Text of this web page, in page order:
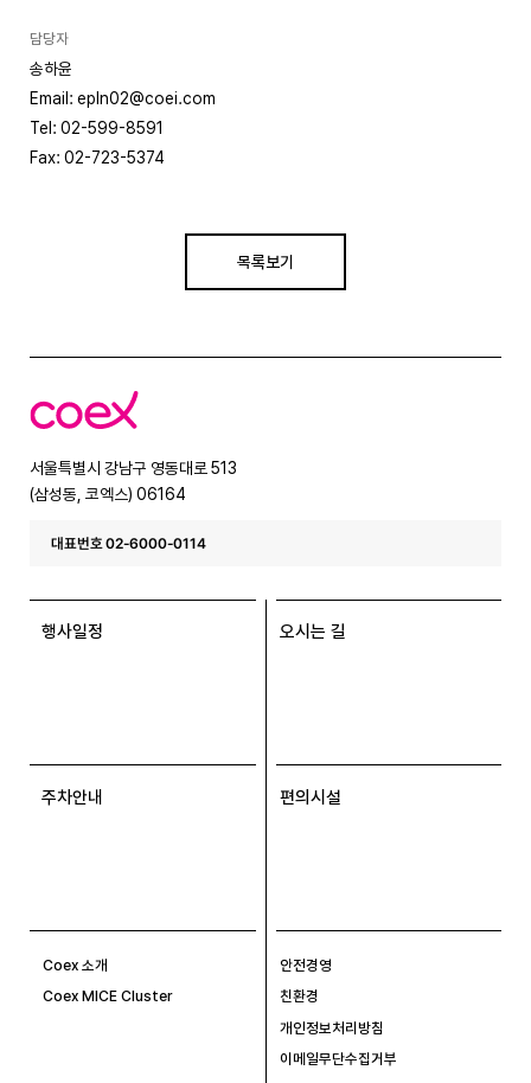
담당자
송하윤
Email: epln02@coei.com
Tel: 02-599-8591
Fax: 02-723-5374
목록보기
코
엑
서울특별시 강남구 영동대로 513
(삼성동, 코엑스) 06164
대표번호 02-6000-0114
행사일정 오시는 길
주차안내 편의시설
Coex 소개
Coex MICE Cluster
안전경영
친환경
개인정보처리방침
이메일무단수집거부